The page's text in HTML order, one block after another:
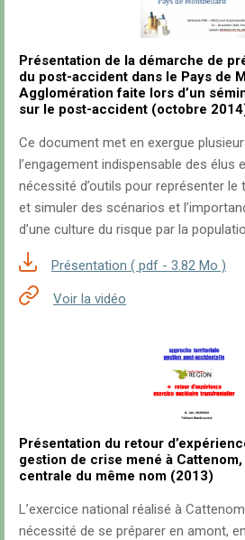
Présentation de la démarche de
du post-accident dans le Pays de
Agglomération faite lors d’un
sur le post-accident (octobre
Ce document met en exergue
l’engagement indispensable des élus
nécessité d’outils pour représenter
et simuler des scénarios et
d’une culture du risque par la
Présentation ( pdf - 3.82 Mo )
Voir la vidéo
Présentation du retour
gestion de crise mené à
centrale du même nom (2013)
L’exercice national réalisé à
nécessité de se préparer en amont,